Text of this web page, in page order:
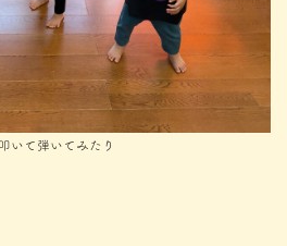
いて弾いてみたり